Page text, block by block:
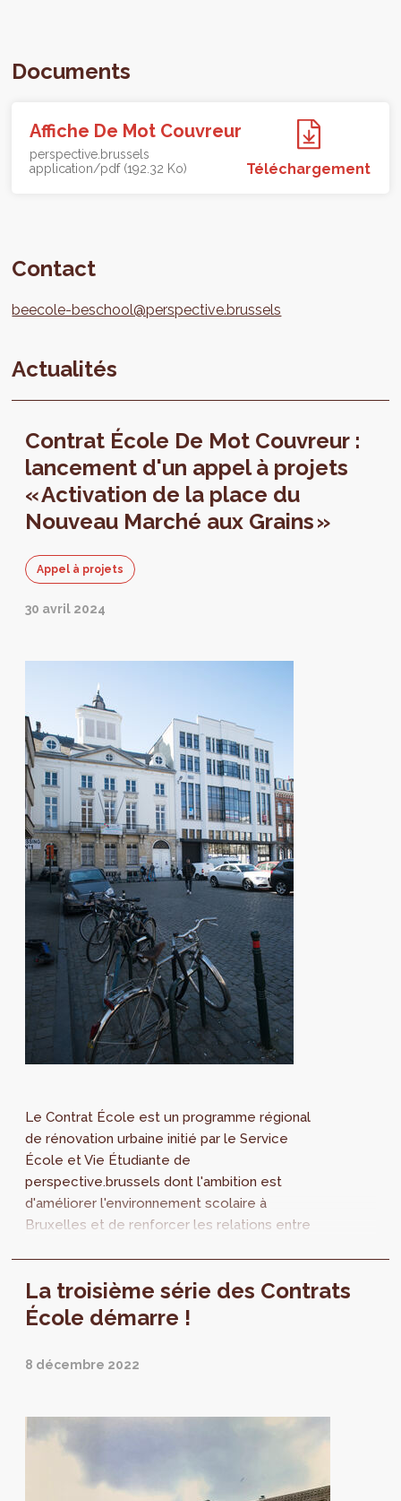
Documents
Affiche De Mot Couvreur
perspective.brussels
application/pdf (192.32 Ko)
Téléchargement
Contact
beecole-beschool@perspective.brussels
Actualités
Contrat École De Mot Couvreur :
lancement d'un appel à projets
« Activation de la place du
Nouveau Marché aux Grains »
Appel à projets
30 avril 2024
Le Contrat École est un programme régional
de rénovation urbaine initié par le Service
École et Vie Étudiante de
perspective.brussels dont l'ambition est
d'améliorer l'environnement scolaire à
Bruxelles et de renforcer les relations entre
La troisième série des Contrats
École démarre !
8 décembre 2022